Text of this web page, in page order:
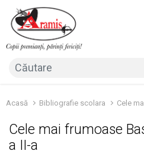
Acasă Bibliografie scolara Cele
Cele mai frumoase
a II-a